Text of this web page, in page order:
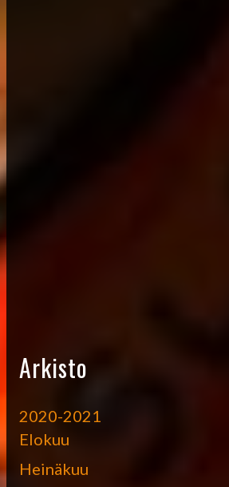
Arkisto
2020-2021
Elokuu
Heinäkuu